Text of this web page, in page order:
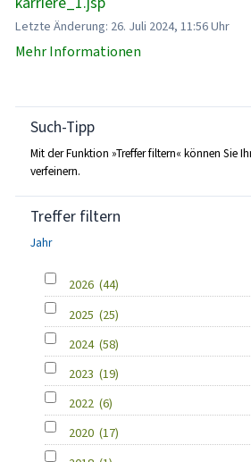
Letzte Änderung: 26. Juli 2024, 11:56 Uhr
Mehr Informationen
Such-Tipp
Mit der Funktion »Treffer filtern« können Sie
verfeinern.
Treffer filtern
Jahr
2026 (44)
2025 (25)
2024 (58)
2023 (19)
2022 (6)
2020 (17)